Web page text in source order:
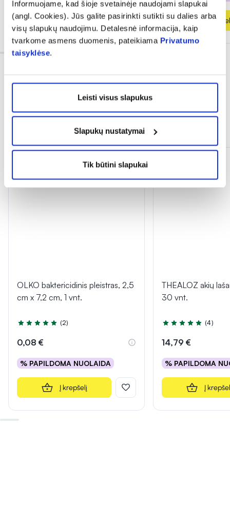
Informuojame, kad šioje svetainėje naudojami slapukai
(angl. Cookies). Jūs galite pasirinkti sutikti su dalies arba
visų slapukų naudojimu. Detalesnė informacija, kaip
tvarkome asmens duomenis, pateikiama Privatumo
taisyklėse.
Leisti visus slapukus
Slapukų nustatymai
Tik būtini slapukai
Į krepšelį Į
Dažnai perkama kartu
OLKO baktericidinis pleistras, 2,5
cm x 7,2 cm, 1 vnt.
Įvertinimas 5.0 iš 5
(2)
0,08 €
% PAPILDOMA NUOLAIDA
Į krepšelį
THEALOZ akių
30 vnt.
Įvertinimas 5.0 iš 5
(4)
14,79 €
% PAPILDOMA
Į